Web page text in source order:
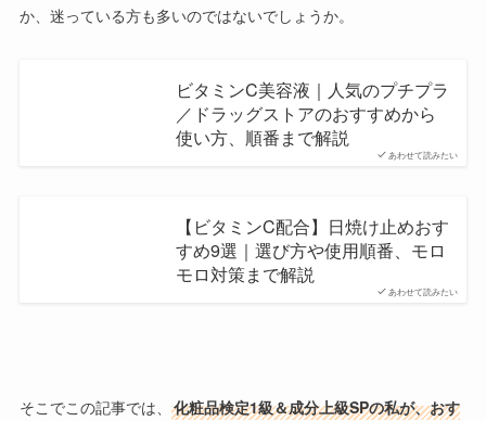
か、迷っている方も多いのではないでしょうか。
あわせて読みたい
ビタミンC美容液｜人気のプチプラ
／ドラッグストアのおすすめから
使い方、順番まで解説
あわせて読みたい
【ビタミンC配合】日焼け止めおす
すめ9選｜選び方や使用順番、モロ
モロ対策まで解説
そこでこの記事では、 化粧品検定1級＆成分上級SPの私が、おす